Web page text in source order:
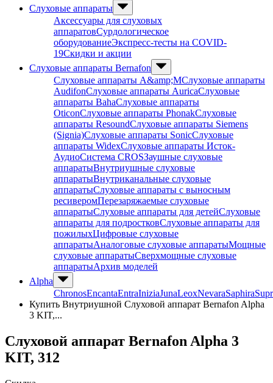
Слуховые аппараты
Аксессуары для слуховых
аппаратовСурдологическое
оборудованиеЭкспресс-тесты на COVID-
19Скидки и акции
Слуховые аппараты Bernafon
Слуховые аппараты A&amp;MСлуховые аппараты
AudifonСлуховые аппараты AuricaСлуховые
аппараты BahaСлуховые аппараты
OticonСлуховые аппараты PhonakСлуховые
аппараты ResoundСлуховые аппараты Siemens
(Signia)Слуховые аппараты SonicСлуховые
аппараты WidexСлуховые аппараты Исток-
АудиоСистема CROSЗаушные слуховые
аппаратыВнутриушные слуховые
аппаратыВнутриканальные слуховые
аппаратыСлуховые аппараты с выносным
ресиверомПерезаряжаемые слуховые
аппаратыСлуховые аппараты для детейСлуховые
аппараты для подростковСлуховые аппараты для
пожилыхЦифровые слуховые
аппаратыАналоговые слуховые аппаратыМощные
слуховые аппаратыСверхмощные слуховые
аппаратыАрхив моделей
Alpha
ChronosEncantaEntraIniziaJunaLeoxNevaraSaphira
Купить Внутриушной Слуховой аппарат Bernafon Alpha
3 KIT,...
Слуховой аппарат Bernafon Alpha 3
KIT, 312